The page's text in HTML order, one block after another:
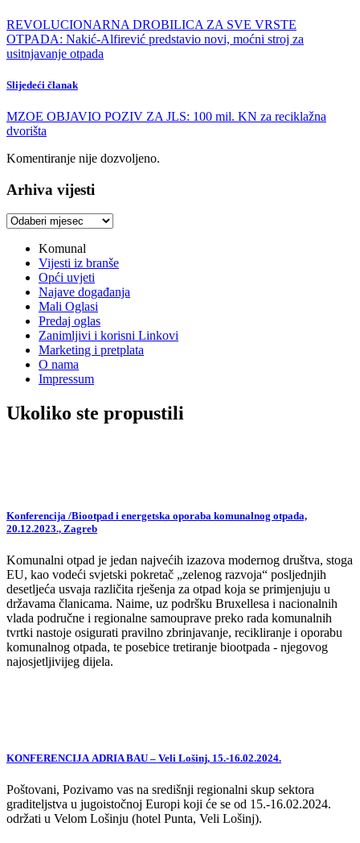
REVOLUCIONARNA DROBILICA ZA SVE VRSTE
OTPADA: Nakić-Alfirević predstavio novi, moćni stroj za
usitnjavanje otpada
Slijedeći članak
MZOE OBJAVIO POZIV ZA JLS: 100 mil. KN za reciklažna
dvorišta
Komentiranje nije dozvoljeno.
Arhiva vijesti
Arhiva
Komunal
Vijesti iz branše
Opći uvjeti
Najave događanja
Mali Oglasi
Predaj oglas
Zanimljivi i korisni Linkovi
Marketing i pretplata
O nama
Impressum
Ukoliko ste propustili
Konferencija /Biootpad i energetska oporaba komunalnog otpada,
20.12.2023., Zagreb
Komunalni otpad je jedan najvećih izazova modernog društva, stoga
EU, kao vodeći svjetski pokretač „zelenog razvoja“ posljednjih
desetljeća usvaja različita rješenja za otpad koja se primjenjuju u
državama članicama. Naime, uz podršku Bruxellesa i nacionalnih
vlada područne i regionalne samouprave preko rada komunalnih
tvrtki nastoje osigurati pravilno zbrinjavanje, recikliranje i oporabu
komunalnog otpada, te posebice tretiranje biootpada - njegovog
najosjetljivijeg dijela.
KONFERENCIJA ADRIA BAU – Veli Lošinj, 15.-16.02.2024.
Poštovani, Pozivamo vas na središnji regionalni skup sektora
graditeljstva u jugoistočnoj Europi koji će se od 15.-16.02.2024.
održati u Velom Lošinju (hotel Punta, Veli Lošinj).